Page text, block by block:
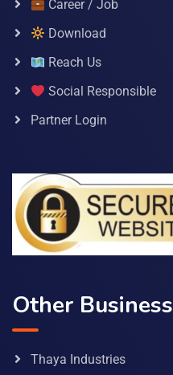
Career / Job
Download
Reach Us
Social Responsible
Partner Login
Other Business
Thaya Industries